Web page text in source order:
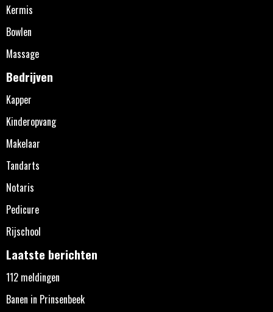
Kermis
Bowlen
Massage
Bedrijven
Kapper
Kinderopvang
Makelaar
Tandarts
Notaris
Pedicure
Rijschool
Laatste berichten
112 meldingen
Banen in Prinsenbeek